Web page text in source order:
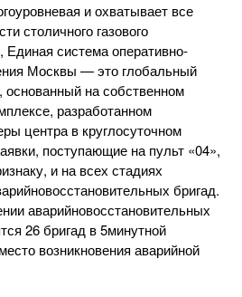
и охватывает все
столичного газового
Единая система оперативно­
Москвы — это глобальный
на собственном
разработанном
центра в круглосуточном
поступающие на пульт «04»,
и на всех стадиях
бригад.
аварийно­восстановительных
26 бригад в 5­минутной
возникновения аварийной